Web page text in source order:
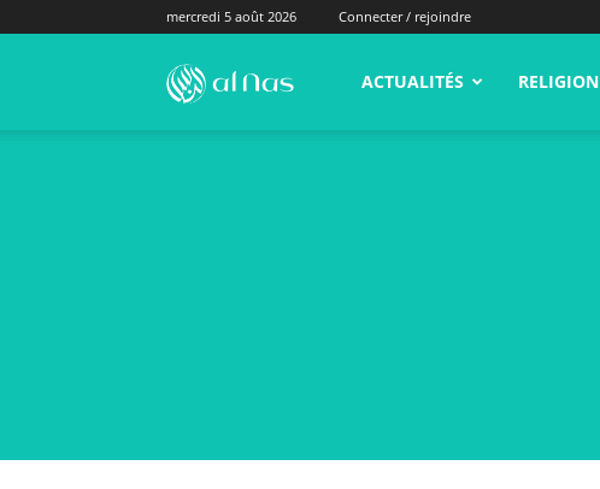
mercredi 5 août 2026 Connecter / rejoindre
alNas.fr ACTUALITÉS RELIGION